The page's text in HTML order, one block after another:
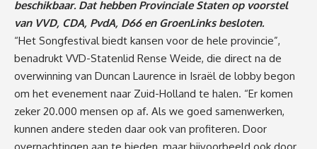
beschikbaar. Dat hebben Provinciale Staten op voorstel
van VVD, CDA, PvdA, D66 en GroenLinks besloten.
“Het Songfestival biedt kansen voor de hele provincie”,
benadrukt VVD-Statenlid Rense Weide, die direct na de
overwinning van Duncan Laurence in Israël de lobby begon
om het evenement naar Zuid-Holland te halen. “Er komen
zeker 20.000 mensen op af. Als we goed samenwerken,
kunnen andere steden daar ook van profiteren. Door